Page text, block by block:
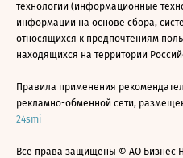
технологии (информационные
информации на основе сбора,
относящихся к предпочтениям
находящихся на территории
Правила применения
рекламно-обменной сети,
24smi
Все права защищены © АО Бизнес